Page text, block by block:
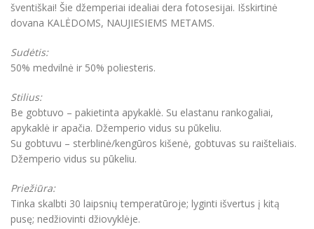
šventiškai! Šie džemperiai idealiai dera fotosesijai. Išskirtinė
dovana KALĖDOMS, NAUJIESIEMS METAMS.
Sudėtis:
50% medvilnė ir 50% poliesteris.
Stilius:
Be gobtuvo – pakietinta apykaklė. Su elastanu rankogaliai,
apykaklė ir apačia. Džemperio vidus su pūkeliu.
Su gobtuvu – sterblinė/kengūros kišenė, gobtuvas su raišteliais.
Džemperio vidus su pūkeliu.
Priežiūra:
Tinka skalbti 30 laipsnių temperatūroje; lyginti išvertus į kitą
pusę; nedžiovinti džiovyklėje.